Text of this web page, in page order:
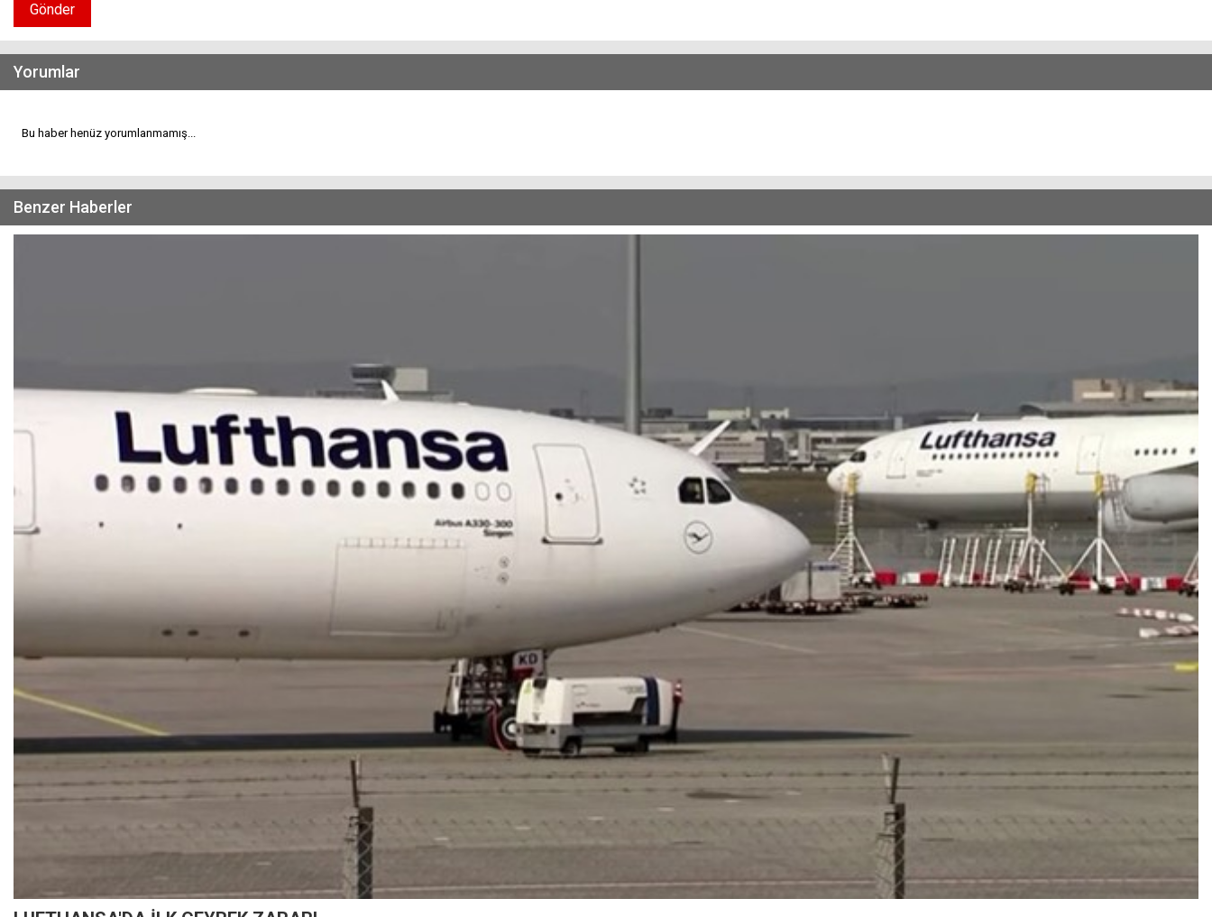
Gönder
Yorumlar
Bu haber henüz yorumlanmamış...
Benzer Haberler